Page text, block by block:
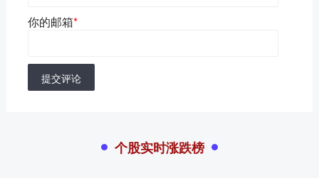
你的邮箱*
提交评论
个股实时涨跌榜